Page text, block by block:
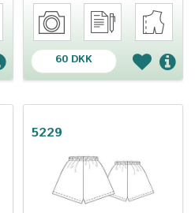
60 DKK
5229